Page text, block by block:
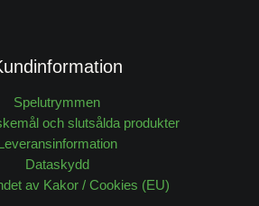
Spelutrymmen
och slutsålda produkter
Leveransinformation
Dataskydd
av Kakor / Cookies (EU)